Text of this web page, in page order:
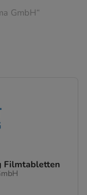
GmbH“
Filmtabletten